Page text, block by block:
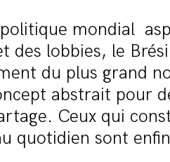
mondial
des lobbies, le
du plus grand
abstrait pour
Ceux qui
quotidien sont